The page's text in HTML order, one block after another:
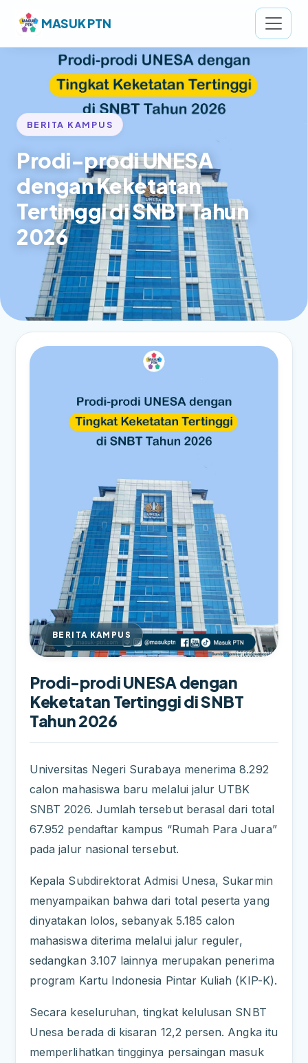
MASUK PTN
BERITA KAMPUS
Prodi-prodi UNESA
dengan Keketatan
Tertinggi di SNBT Tahun
2026
BERITA KAMPUS
Prodi-prodi UNESA dengan
Keketatan Tertinggi di SNBT
Tahun 2026
Universitas Negeri Surabaya menerima 8.292
calon mahasiswa baru melalui jalur UTBK
SNBT 2026. Jumlah tersebut berasal dari total
67.952 pendaftar kampus “Rumah Para Juara”
pada jalur nasional tersebut.
Kepala Subdirektorat Admisi Unesa, Sukarmin
menyampaikan bahwa dari total peserta yang
dinyatakan lolos, sebanyak 5.185 calon
mahasiswa diterima melalui jalur reguler,
sedangkan 3.107 lainnya merupakan penerima
program Kartu Indonesia Pintar Kuliah (KIP-K).
Secara keseluruhan, tingkat kelulusan SNBT
Unesa berada di kisaran 12,2 persen. Angka itu
memperlihatkan tingginya persaingan masuk